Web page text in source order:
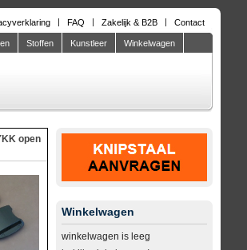
FAQ Zakelijk & B2B Contact
Stoffen Kunstleer Winkelwagen
open
Winkelwagen
winkelwagen is leeg